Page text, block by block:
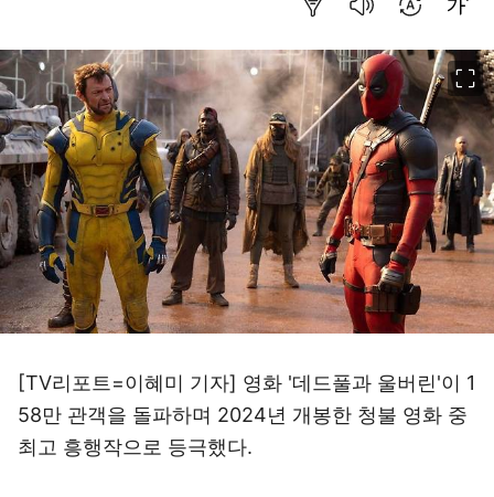
[TV리포트=이혜미 기자] 영화 '데드풀과 울버린'이 1
58만 관객을 돌파하며 2024년 개봉한 청불 영화 중
최고 흥행작으로 등극했다.